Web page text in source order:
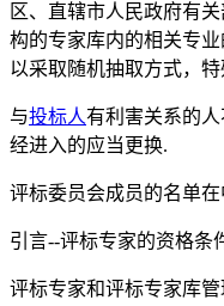
区、直辖市人民政府有
构的专家库内的相关专
以采取随机抽取方式，
与投标人有利害关系的
经进入的应当更换.
评标委员会成员的名单
引言--评标专家的资格条
评标专家和评标专家库